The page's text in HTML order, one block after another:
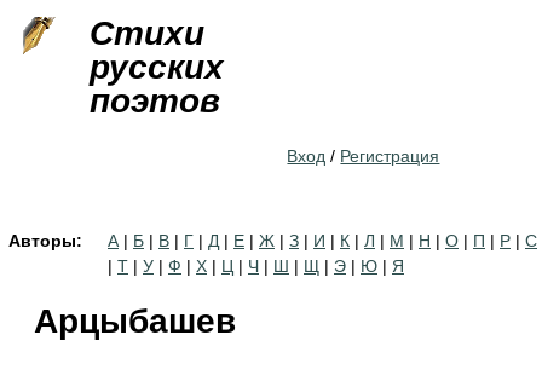
Стихи
русских
поэтов
Вход / Регистрация
Авторы: А | Б | В | Г | Д | Е | Ж | З | И | К | Л | М | Н | О | П | Р | С
| Т | У | Ф | Х | Ц | Ч | Ш | Щ | Э | Ю | Я
Арцыбашев